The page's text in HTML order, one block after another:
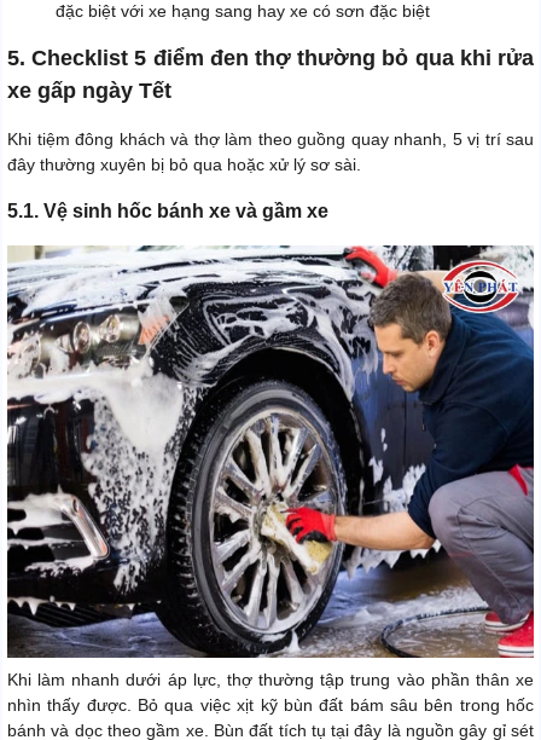
đặc biệt với xe hạng sang hay xe có sơn đặc biệt
5. Checklist 5 điểm đen thợ thường bỏ qua khi rửa
xe gấp ngày Tết
Khi tiệm đông khách và thợ làm theo guồng quay nhanh, 5 vị trí sau
đây thường xuyên bị bỏ qua hoặc xử lý sơ sài.
5.1. Vệ sinh hốc bánh xe và gầm xe
Khi làm nhanh dưới áp lực, thợ thường tập trung vào phần thân xe
nhìn thấy được. Bỏ qua việc xịt kỹ bùn đất bám sâu bên trong hốc
bánh và dọc theo gầm xe. Bùn đất tích tụ tại đây là nguồn gây gỉ sét